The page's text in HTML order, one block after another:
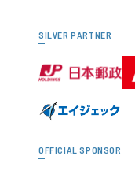
SILVER PARTNER
OFFICIAL SPONSOR